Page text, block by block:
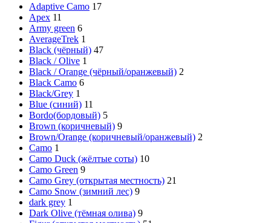
Adaptive Camo 17
Apex 11
Army green 6
AverageTrek 1
Black (чёрный) 47
Black / Olive 1
Black / Orange (чёрный/оранжевый) 2
Black Camo 6
Black/Grey 1
Blue (синий) 11
Bordo(бордовый) 5
Brown (коричневый) 9
Brown/Orange (коричневый/оранжевый) 2
Camo 1
Camo Duck (жёлтые соты) 10
Camo Green 9
Camo Grey (открытая местность) 21
Camo Snow (зимний лес) 9
dark grey 1
Dark Olive (тёмная олива) 9